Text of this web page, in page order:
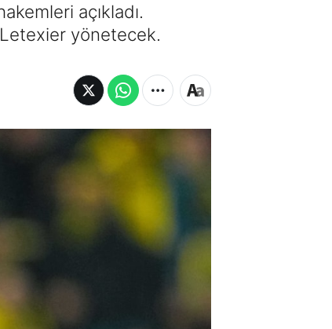
açıkladı.
yönetecek.